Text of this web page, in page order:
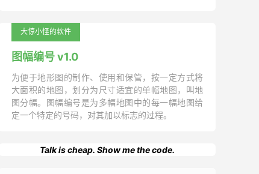
大惊小怪的软件
图幅编号 v1.0
为便于地形图的制作、使用和保管，按一定方式将
大面积的地图，划分为尺寸适宜的单幅地图，叫地
图分幅。图幅编号是为多幅地图中的每一幅地图给
定一个特定的号码，对其加以标志的过程。
Talk is cheap. Show me the code.